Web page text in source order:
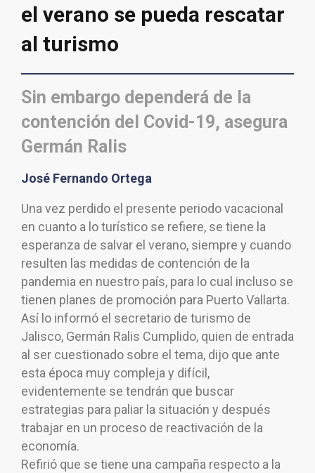
el verano se pueda rescatar
al turismo
Sin embargo dependerá de la
contención del Covid-19, asegura
Germán Ralis
José Fernando Ortega
Una vez perdido el presente periodo vacacional
en cuanto a lo turístico se refiere, se tiene la
esperanza de salvar el verano, siempre y cuando
resulten las medidas de contención de la
pandemia en nuestro país, para lo cual incluso se
tienen planes de promoción para Puerto Vallarta.
Así lo informó el secretario de turismo de
Jalisco, Germán Ralis Cumplido, quien de entrada
al ser cuestionado sobre el tema, dijo que ante
esta época muy compleja y difícil,
evidentemente se tendrán que buscar
estrategias para paliar la situación y después
trabajar en un proceso de reactivación de la
economía.
Refirió que se tiene una campaña respecto a la